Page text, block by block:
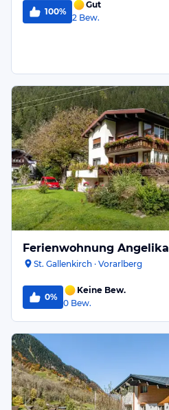
100%
Gut
2 Bew.
Ferienwohnung Angelika
St. Gallenkirch · Vorarlberg
0%
Keine Bew.
0 Bew.